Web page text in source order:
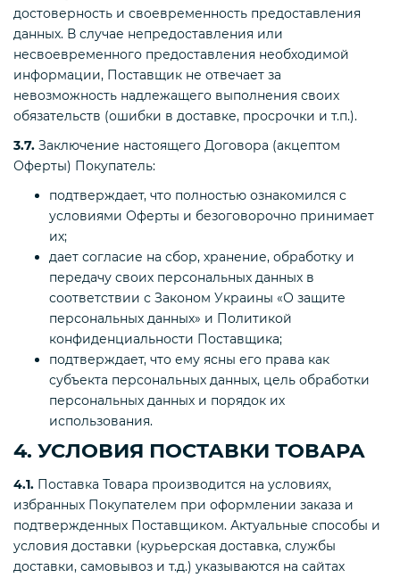
достоверность и своевременность предоставления
данных. В случае непредоставления или
несвоевременного предоставления необходимой
информации, Поставщик не отвечает за
невозможность надлежащего выполнения своих
обязательств (ошибки в доставке, просрочки и т.п.).
3.7. Заключение настоящего Договора (акцептом
Оферты) Покупатель:
подтверждает, что полностью ознакомился с
условиями Оферты и безоговорочно принимает
их;
дает согласие на сбор, хранение, обработку и
передачу своих персональных данных в
соответствии с Законом Украины «О защите
персональных данных» и Политикой
конфиденциальности Поставщика;
подтверждает, что ему ясны его права как
субъекта персональных данных, цель обработки
персональных данных и порядок их
использования.
4. УСЛОВИЯ ПОСТАВКИ ТОВАРА
4.1. Поставка Товара производится на условиях,
избранных Покупателем при оформлении заказа и
подтвержденных Поставщиком. Актуальные способы и
условия доставки (курьерская доставка, службы
доставки, самовывоз и т.д.) указываются на сайтах